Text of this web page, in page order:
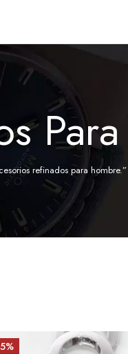
refinados para hombre.”